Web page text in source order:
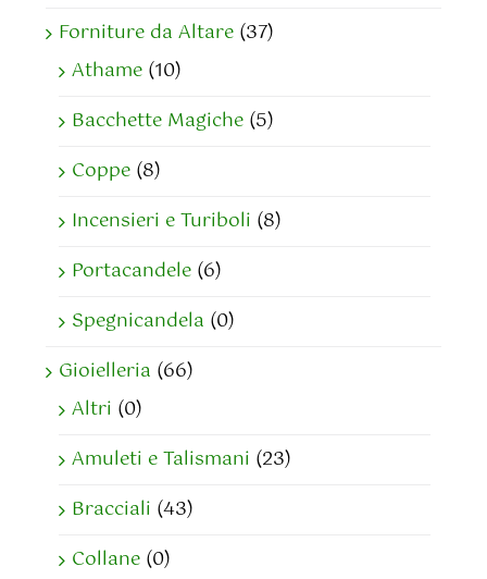
Forniture da Altare (37)
Athame (10)
Bacchette Magiche (5)
Coppe (8)
Incensieri e Turiboli (8)
Portacandele (6)
Spegnicandela (0)
Gioielleria (66)
Altri (0)
Amuleti e Talismani (23)
Bracciali (43)
Collane (0)